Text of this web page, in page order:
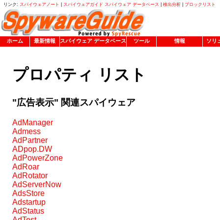
リンク: スパイウェアノート スパイウェアガイド スパイウェア データベース 検出分析 ブロックリスト
ホーム 最新情報 スパイウェア データベース ツール 情報 ソリ
プロパティ リスト
"広告表示" 関連スパイウェア
AdManager
Admess
AdPartner
ADpop.DW
AdPowerZone
AdRoar
AdRotator
AdServerNow
AdsStore
Adstartup
AdStatus